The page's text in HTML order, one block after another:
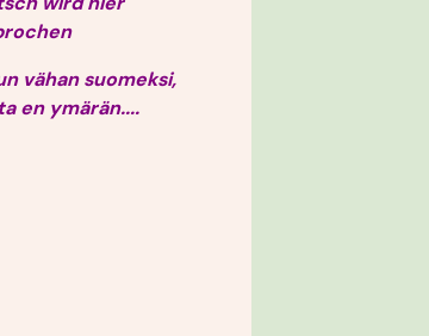
vähan suomeksi,
en ymärän....